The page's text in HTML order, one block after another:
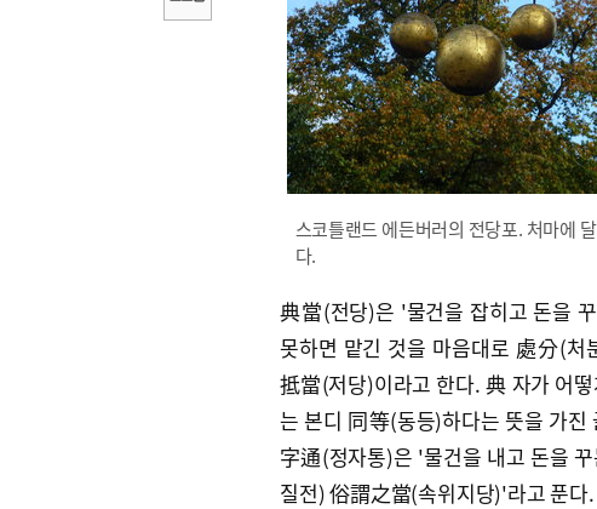
스코틀랜드 에든버러의 전당포. 처마에
다.
典當(전당)은 '물건을 잡히고 돈을
못하면 맡긴 것을 마음대로 處分(처
抵當(저당)이라고 한다. 典 자가 어
는 본디 同等(동등)하다는 뜻을 가
字通(정자통)은 '물건을 내고 돈을
질전) 俗謂之當(속위지당)'라고 푼다.